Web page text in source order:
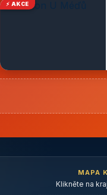
⚡ AKCE
MAPA
Klikněte na